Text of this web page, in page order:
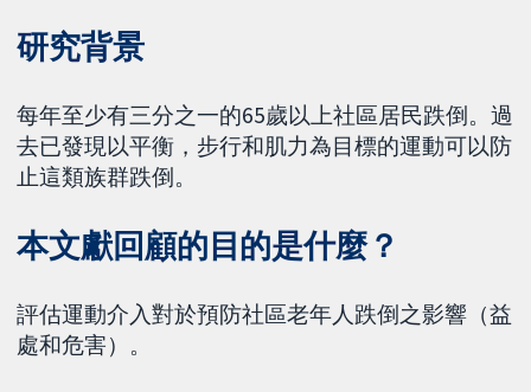
研究背景
每年至少有三分之一的65歲以上社區居民跌倒。過
去已發現以平衡，步行和肌力為目標的運動可以防
止這類族群跌倒。
本文獻回顧的目的是什麼？
評估運動介入對於預防社區老年人跌倒之影響（益
處和危害）。